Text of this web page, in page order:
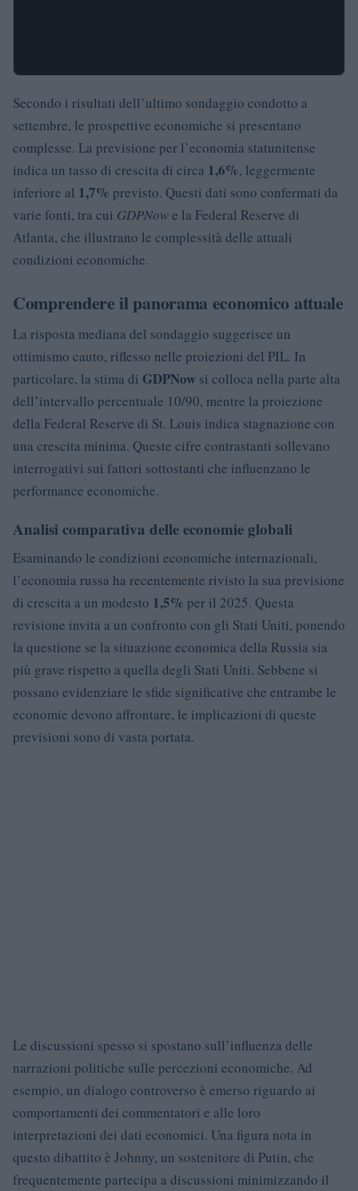
Secondo i risultati dell’ultimo sondaggio condotto a
settembre, le prospettive economiche si presentano
complesse. La previsione per l’economia statunitense
indica un tasso di crescita di circa 1,6%, leggermente
inferiore al 1,7% previsto. Questi dati sono confermati da
varie fonti, tra cui GDPNowe la Federal Reserve di
Atlanta, che illustrano le complessità delle attuali
condizioni economiche.
Comprendere il panorama economico attuale
La risposta mediana del sondaggio suggerisce un
ottimismo cauto, riflesso nelle proiezioni del PIL. In
particolare, la stima di GDPNow si colloca nella parte alta
dell’intervallo percentuale 10/90, mentre la proiezione
della Federal Reserve di St. Louis indica stagnazione con
una crescita minima. Queste cifre contrastanti sollevano
interrogativi sui fattori sottostanti che influenzano le
performance economiche.
Analisi comparativa delle economie globali
Esaminando le condizioni economiche internazionali,
l’economia russa ha recentemente rivisto la sua previsione
di crescita a un modesto 1,5% per il 2025. Questa
revisione invita a un confronto con gli Stati Uniti, ponendo
la questione se la situazione economica della Russia sia
più grave rispetto a quella degli Stati Uniti. Sebbene si
possano evidenziare le sfide significative che entrambe le
economie devono affrontare, le implicazioni di queste
previsioni sono di vasta portata.
Le discussioni spesso si spostano sull’influenza delle
narrazioni politiche sulle percezioni economiche. Ad
esempio, un dialogo controverso è emerso riguardo ai
comportamenti dei commentatori e alle loro
interpretazioni dei dati economici. Una figura nota in
questo dibattito è Johnny, un sostenitore di Putin, che
frequentemente partecipa a discussioni minimizzando il